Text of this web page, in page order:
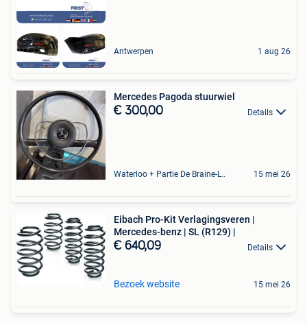
Antwerpen 1 aug 26
Mercedes Pagoda stuurwiel
€ 300,00 Details
Waterloo + Partie De Braine-L'Alleud, De Ohain 15 mei 26
Eibach Pro-Kit Verlagingsveren |
Mercedes-benz | SL (R129) |
€ 640,09 Details
Bezoek website 15 mei 26